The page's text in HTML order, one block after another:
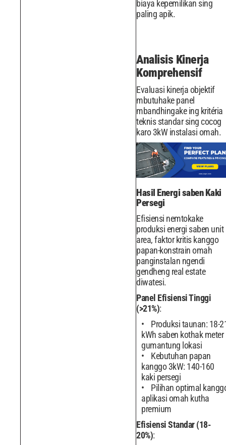
biaya kepemilikan sing
paling apik.
Analisis Kinerja
Komprehensif
Evaluasi kinerja objektif
mbutuhake panel
mbandhingake ing kritéria
teknis standar sing cocog
karo 3kW instalasi omah.
Hasil Energi saben Kaki
Persegi
Efisiensi nemtokake
produksi energi saben unit
area, faktor kritis kanggo
papan-konstrain omah
panginstalan ngendi
gendheng real estate
diwatesi.
Panel Efisiensi Tinggi
(>21%):
Produksi taunan: 18-
kWh saben kothak meter
gumantung lokasi
Kebutuhan papan
kanggo 3kW: 140-160
kaki persegi
Pilihan optimal
aplikasi omah kutha
premium
Efisiensi Standar (18-
20%):